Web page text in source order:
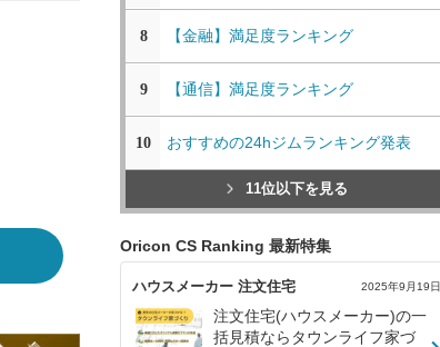
8 【金融】満足度ランキング
9 【通信】満足度ランキング
10 おすすめの24hジムランキング発表
11位以下を見る
Oricon CS Ranking 最新特集
ハウスメーカー 注文住宅 2025年9月19日
注文住宅(ハウスメーカー)の一
括見積ならタウンライフ家づ